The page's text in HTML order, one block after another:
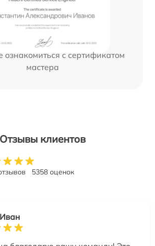
ознакомиться с сертификатом
мастера
Отзывы клиентов
5358 оценок